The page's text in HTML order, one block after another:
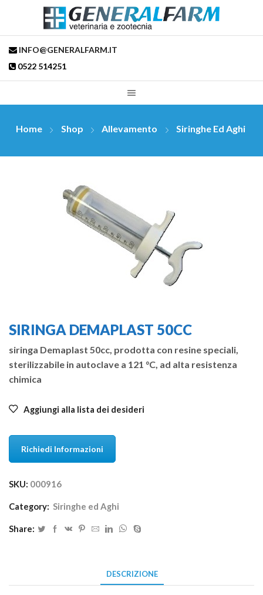
INFO@GENERALFARM.IT
0522 514251
Home Shop Allevamento Siringhe Ed Aghi
SIRINGA DEMAPLAST 50CC
siringa Demaplast 50cc, prodotta con resine speciali,
sterilizzabile in autoclave a 121 °C, ad alta resistenza
chimica
Aggiungi alla lista dei desideri
Richiedi Informazioni
SKU: 000916
Category: Siringhe ed Aghi
Share:
DESCRIZIONE